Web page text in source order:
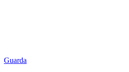
Guarda